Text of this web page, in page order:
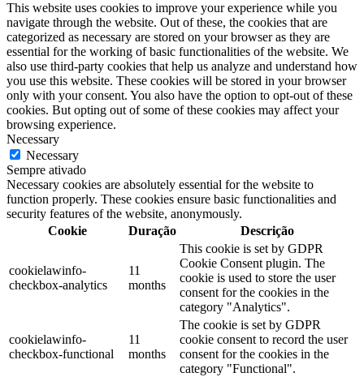
This website uses cookies to improve your experience while you
navigate through the website. Out of these, the cookies that are
categorized as necessary are stored on your browser as they are
essential for the working of basic functionalities of the website. We
also use third-party cookies that help us analyze and understand how
you use this website. These cookies will be stored in your browser
only with your consent. You also have the option to opt-out of these
cookies. But opting out of some of these cookies may affect your
browsing experience.
Necessary
Necessary
Sempre ativado
Necessary cookies are absolutely essential for the website to
function properly. These cookies ensure basic functionalities and
security features of the website, anonymously.
Cookie
Duração Descrição
cookielawinfo-
checkbox-analytics
11
months
This cookie is set by GDPR
Cookie Consent plugin. The
cookie is used to store the user
consent for the cookies in the
category "Analytics".
cookielawinfo-
checkbox-functional
11
months
The cookie is set by GDPR
cookie consent to record the user
consent for the cookies in the
category "Functional".